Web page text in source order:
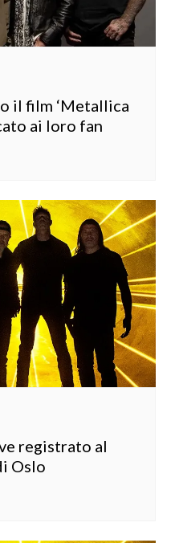
il film ‘Metallica
ai loro fan
registrato al
Oslo